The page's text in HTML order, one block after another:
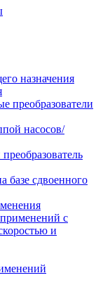
назначения
преобразователи
насосов/
базе сдвоенного
с
и